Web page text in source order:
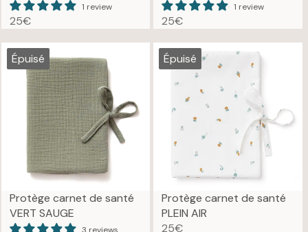
1 review
R
E
G
U
E
2
5
25€
1 review
R
E
G
U
E
2
5
25€
Épuisé
Protège carnet de santé
VERT SAUGE
Épuisé
Protège carnet de santé
PLEIN AIR
25€